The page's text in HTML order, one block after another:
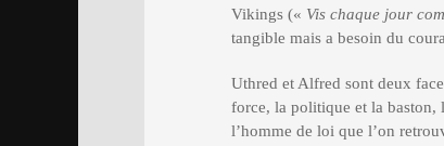
Vikings (« Vis chaque jour
tangible mais a besoin du
Uthred et Alfred sont deux
force, la politique et la baston,
l’homme de loi que l’on